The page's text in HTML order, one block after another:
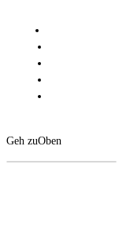
Geh zuOben